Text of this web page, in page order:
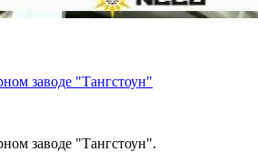
заводе "Тангстоун"
заводе "Тангстоун".